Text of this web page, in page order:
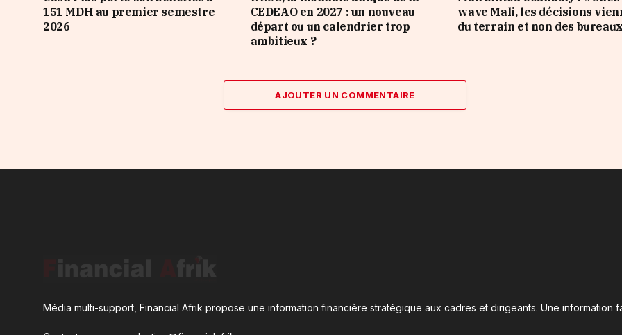
151 MDH au premier semestre
2026
CEDEAO en 2027 : un nouveau
départ ou un calendrier trop
ambitieux ?
wave Mali, les décisions
du terrain et non des
AJOUTER UN COMMENTAIRE
Média multi-support, Financial Afrik propose une information financière stratégique aux cadres et dirigeants. Une information